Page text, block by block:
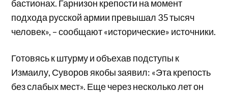
бастионах. Гарнизон крепости на момент
подхода русской армии превышал 35 тысяч
человек», – сообщают «исторические» источники.
Готовясь к штурму и объехав подступы к
Измаилу, Суворов якобы заявил: «Эта крепость
без слабых мест». Еще через несколько лет он